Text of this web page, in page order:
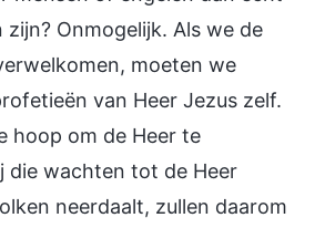
Onmogelijk. Als we de
moeten we
van Heer Jezus zelf.
hoop om de Heer te
die wachten tot de Heer
neerdaalt, zullen daarom